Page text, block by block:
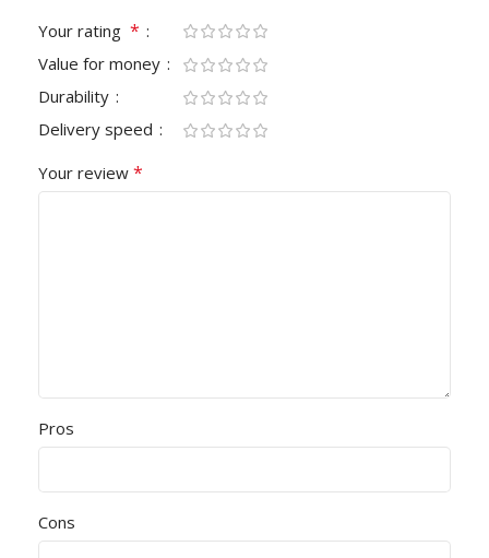
Your rating *
Value for money
Durability
Delivery speed
Your review *
Pros
Cons